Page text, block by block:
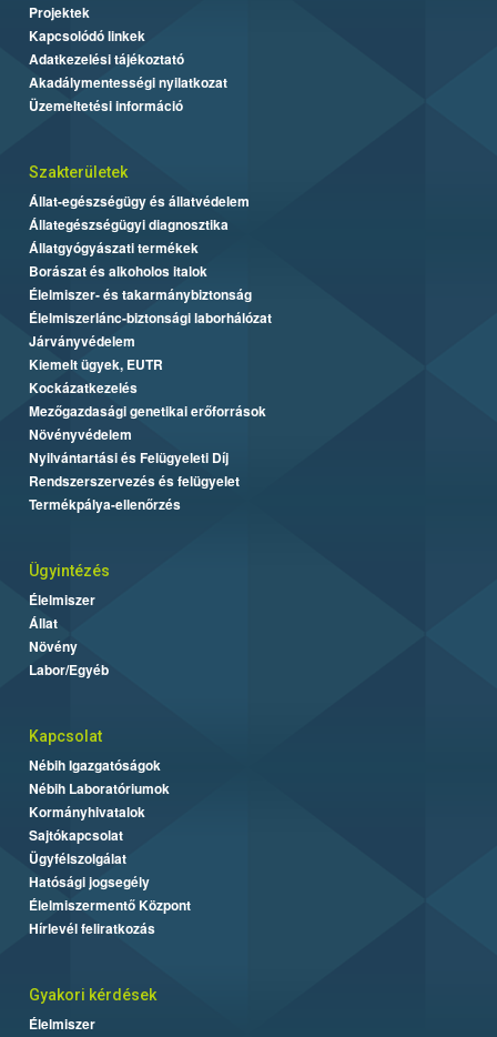
Projektek
Kapcsolódó linkek
Adatkezelési tájékoztató
Akadálymentességi nyilatkozat
Üzemeltetési információ
Szakterületek
Állat-egészségügy és állatvédelem
Állategészségügyi diagnosztika
Állatgyógyászati termékek
Borászat és alkoholos italok
Élelmiszer- és takarmánybiztonság
Élelmiszerlánc-biztonsági laborhálózat
Járványvédelem
Kiemelt ügyek, EUTR
Kockázatkezelés
Mezőgazdasági genetikai erőforrások
Növényvédelem
Nyilvántartási és Felügyeleti Díj
Rendszerszervezés és felügyelet
Termékpálya-ellenőrzés
Ügyintézés
Élelmiszer
Állat
Növény
Labor/Egyéb
Kapcsolat
Nébih Igazgatóságok
Nébih Laboratóriumok
Kormányhivatalok
Sajtókapcsolat
Ügyfélszolgálat
Hatósági jogsegély
Élelmiszermentő Központ
Hírlevél feliratkozás
Gyakori kérdések
Élelmiszer